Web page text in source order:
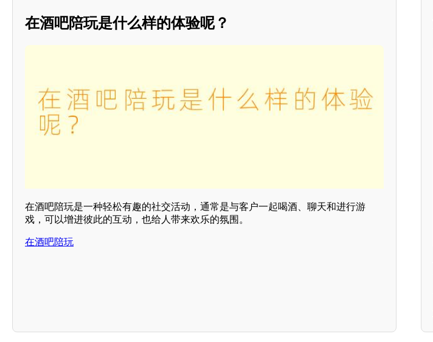
在酒吧陪玩是什么样的体验呢？
在酒吧陪玩是一种轻松有趣的社交活动，通常是与客户一起喝酒、聊天和进行游
戏，可以增进彼此的互动，也给人带来欢乐的氛围。
在酒吧陪玩